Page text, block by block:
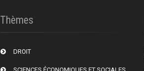
Thèmes
DROIT
SCIENCES ÉCONOMIQUES ET SOCIALES